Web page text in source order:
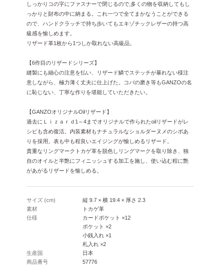
しっかりコの字にファスナーで閉じるので,多くの物を収納してもし
っかりと財布の中に納まる。これ一つで全てまかなうことができる
ので、ハンドクラッチで持ち歩いてもエキゾチックレザーの持つ高
級感を愉しめます。
リザード革1枚から1つしか取れない高級品。
【6作目のリザードシリーズ】
縫製にも細心の注意を払い、リザード鱗でステッチが暴れない様注
意しながら、極力薄く丈夫に仕上げた。コバの磨き等もGANZOの名
に恥じない、丁寧な作りを堪能していただきたい。
【GANZOオリジナルOilリザード】
過去にＬｉｚａｒｄ1～4までオリジナルで作られたoilリザードがレ
シピも含め復活。内装素材もナチュラルなショルダーヌメのシボあ
りを採用。表も中も程良いエイジングが愉しめるリザード。
貴重なリングマークトカゲ革を脱色しリングマークを取り除き、独
自のオイルと半艶にフィニッシュする加工を施し、使い込む程に艶
があがるリザードを愉しめる。
サイズ (cm)
縦 9.7 × 横 19.4 × 厚さ 2.3
素材
トカゲ革
仕様
カードポケット ×12
ポケット ×2
小銭入れ ×1
札入れ ×2
生産国
日本
商品番号
57776